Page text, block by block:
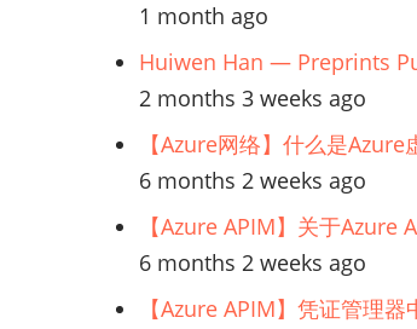
发
（AMDD）：
扩
展
敏
软
件
开
1 month ago
Huiwen Han — Preprints
2 months 3 weeks ago
【Azure网络】什么是Azure
6 months 2 weeks ago
【Azure APIM】关于Azure
6 months 2 weeks ago
【Azure APIM】凭证管理